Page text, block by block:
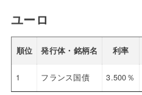
ユーロ
順位 発行体・銘柄名 利率
1 フランス国債 3.500％